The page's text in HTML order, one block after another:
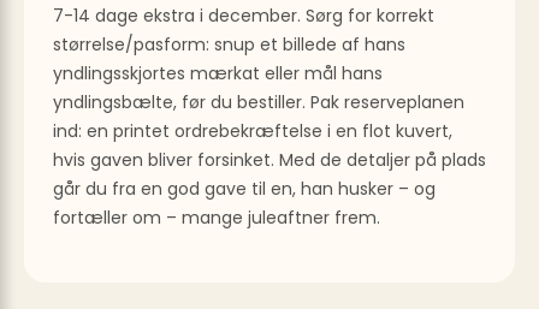
7-14 dage ekstra i december. Sørg for korrekt
størrelse/pasform: snup et billede af hans
yndlingsskjortes mærkat eller mål hans
yndlingsbælte, før du bestiller. Pak reserveplanen
ind: en printet ordrebekræftelse i en flot kuvert,
hvis gaven bliver forsinket. Med de detaljer på plads
går du fra en god gave til en, han husker – og
fortæller om – mange juleaftner frem.